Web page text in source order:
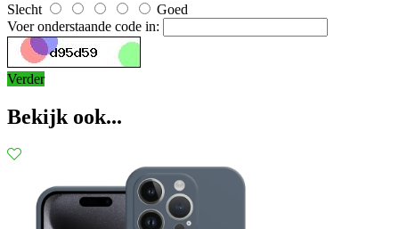
Slecht
Goed
Voer onderstaande code in:
Verder
Bekijk ook...